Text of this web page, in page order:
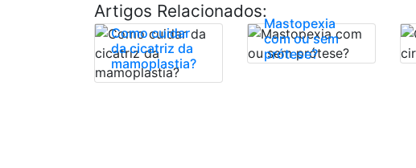
Artigos Relacionados:
Como cuidar
da cicatriz da
mamoplastia?
Mastopexia
com ou sem
prótese?